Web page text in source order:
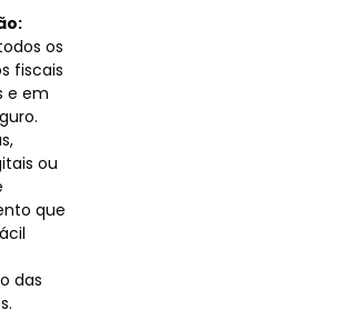
os
fiscais
e em
ou
que
das